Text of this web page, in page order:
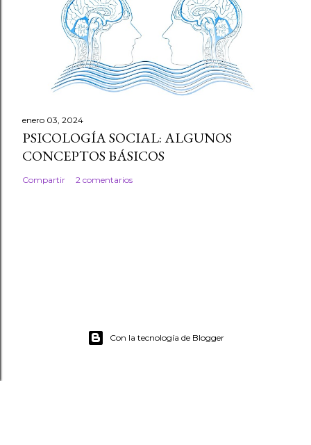
enero 03, 2024
PSICOLOGÍA SOCIAL: ALGUNOS
CONCEPTOS BÁSICOS
Compartir 2 comentarios
Con la tecnología de Blogger